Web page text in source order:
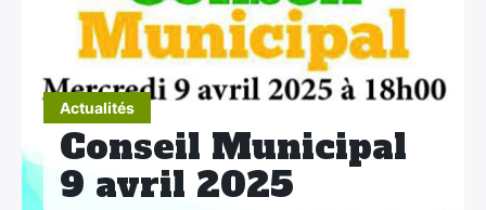
Actualités
Conseil Municipal
9 avril 2025
Etat Civil
Autres Démarches